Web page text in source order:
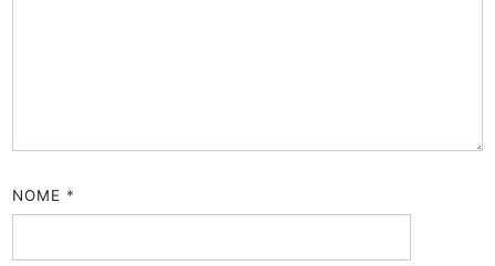
NOME *